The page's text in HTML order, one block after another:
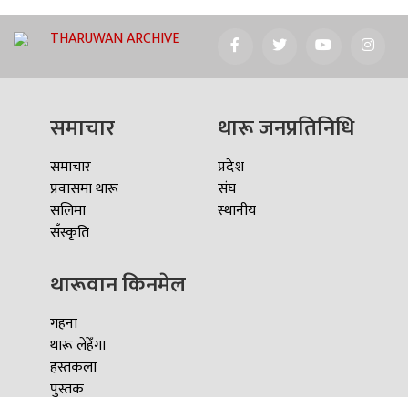
THARUWAN ARCHIVE
समाचार
समाचार
प्रवासमा थारू
सलिमा
सँस्कृति
थारू जनप्रतिनिधि
प्रदेश
संघ
स्थानीय
थारूवान किनमेल
गहना
थारू लेहेँगा
हस्तकला
पुस्तक